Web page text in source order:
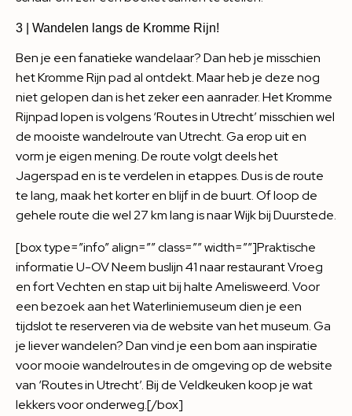
3 | Wandelen langs de Kromme Rijn!
Ben je een fanatieke wandelaar? Dan heb je misschien
het Kromme Rijn pad al ontdekt. Maar heb je deze nog
niet gelopen dan is het zeker een aanrader. Het Kromme
Rijnpad lopen is volgens ‘Routes in Utrecht’ misschien wel
de mooiste wandelroute van Utrecht. Ga erop uit en
vorm je eigen mening. De route volgt deels het
Jagerspad en is te verdelen in etappes. Dus is de route
te lang, maak het korter en blijf in de buurt. Of loop de
gehele route die wel 27 km lang is naar Wijk bij Duurstede.
[box type=”info” align=”” class=”” width=””]Praktische
informatie U-OV Neem buslijn 41 naar restaurant Vroeg
en fort Vechten en stap uit bij halte Amelisweerd. Voor
een bezoek aan het Waterliniemuseum dien je een
tijdslot te reserveren via de website van het museum. Ga
je liever wandelen? Dan vind je een bom aan inspiratie
voor mooie wandelroutes in de omgeving op de website
van ‘Routes in Utrecht’. Bij de Veldkeuken koop je wat
lekkers voor onderweg.[/box]